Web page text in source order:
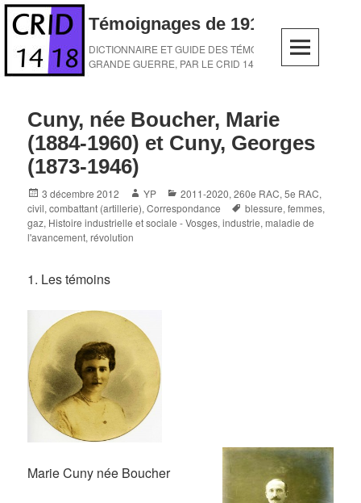
Skip
content
Témoignages de 1914-1918
DICTIONNAIRE ET GUIDE DES TÉMOINS DE LA
GRANDE GUERRE, PAR LE CRID 14-18
Cuny, née Boucher, Marie
(1884-1960) et Cuny, Georges
(1873-1946)
Posted
on
3 décembre 2012 Author
YP Categories
2011-2020,260e RAC,5e RAC,
civil,combattant (artillerie),Correspondance Tags
blessure,femmes,
gaz, Histoire industrielle et sociale - Vosges,industrie,maladie de
l'avancement,révolution
1. Les témoins
Marie Cuny née Boucher